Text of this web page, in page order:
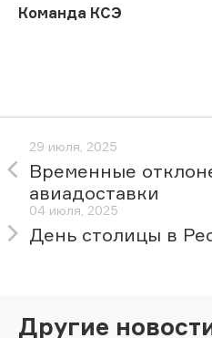
Команда КСЭ
29 июля, 2025
Временные
авиадоставки
04 июля, 2025
День столицы в
Другие